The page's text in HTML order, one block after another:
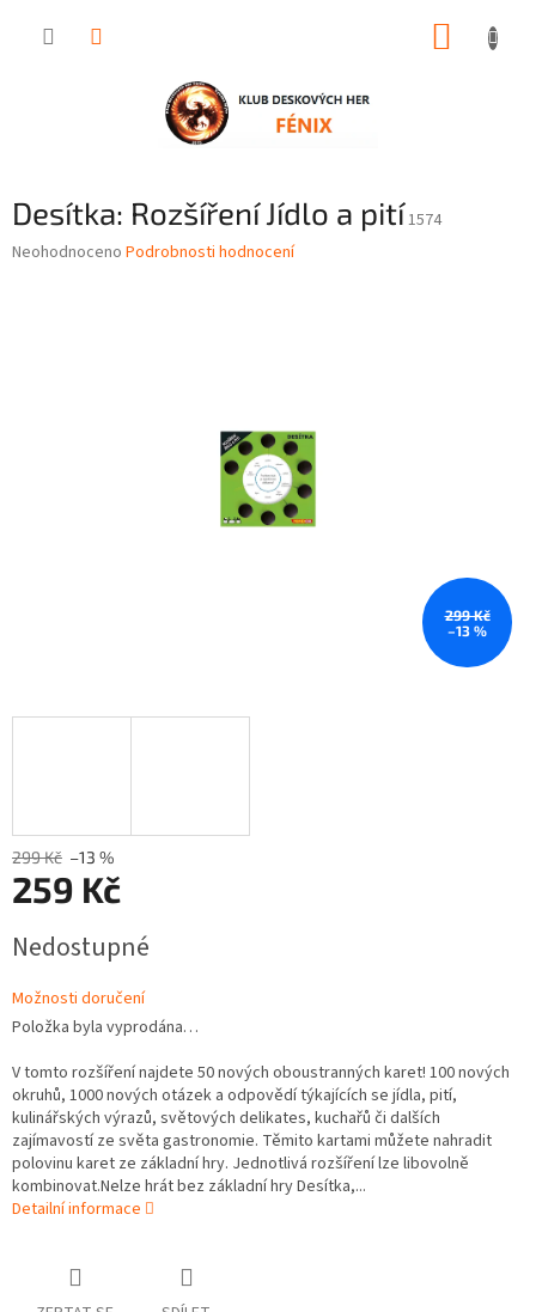
Desítka: Rozšíření Jídlo a pití1574
Průměrné
Neohodnoceno Podrobnosti hodnocení
299 Kč
–13 %
299 Kč –13 %
259 Kč
cena:
Nedostupné
Možnosti doručení
Položka byla vyprodána…
V tomto rozšíření najdete 50 nových oboustranných karet! 100 nových
okruhů, 1000 nových otázek a odpovědí týkajících se jídla, pití,
kulinářských výrazů, světových delikates, kuchařů či dalších
zajímavostí ze světa gastronomie. Těmito kartami můžete nahradit
polovinu karet ze základní hry. Jednotlivá rozšíření lze libovolně
kombinovat.Nelze hrát bez základní hry Desítka,...
Detailní informace